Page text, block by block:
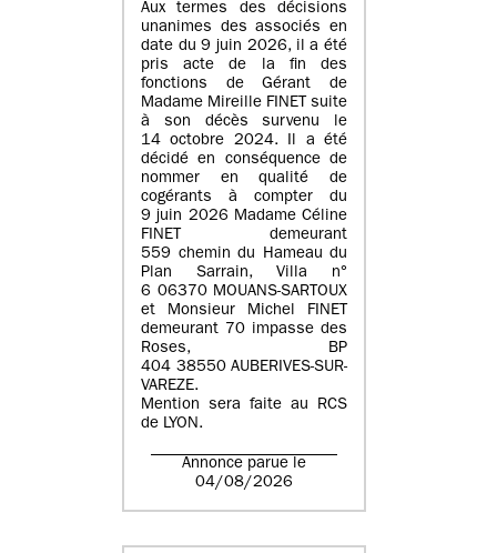
Aux termes des décisions
unanimes des associés en
date du 9 juin 2026, il a été
pris acte de la fin des
fonctions de Gérant de
Madame Mireille FINET suite
à son décès survenu le
14 octobre 2024. Il a été
décidé en conséquence de
nommer en qualité de
cogérants à compter du
9 juin 2026 Madame Céline
FINET demeurant
559 chemin du Hameau du
Plan Sarrain, Villa n°
6 06370 MOUANS-SARTOUX
et Monsieur Michel FINET
demeurant 70 impasse des
Roses, BP
404 38550 AUBERIVES-SUR-
VAREZE.
Mention sera faite au RCS
de LYON.
Annonce parue le
04/08/2026